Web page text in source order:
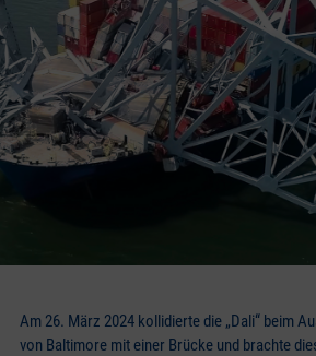
Am 26. März 2024 kollidierte die „Dali“ beim
von Baltimore mit einer Brücke und brachte